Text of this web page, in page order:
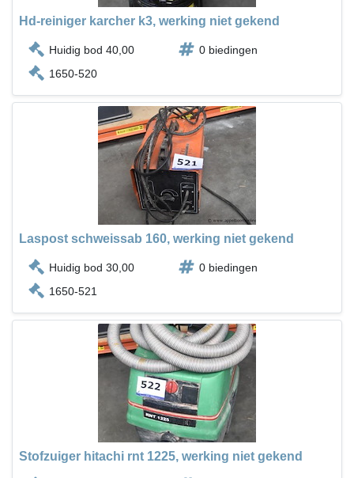
Hd-reiniger karcher k3, werking niet gekend
Huidig bod 40,00
0 biedingen
1650-520
Laspost schweissab 160, werking niet gekend
Huidig bod 30,00
0 biedingen
1650-521
Stofzuiger hitachi rnt 1225, werking niet gekend